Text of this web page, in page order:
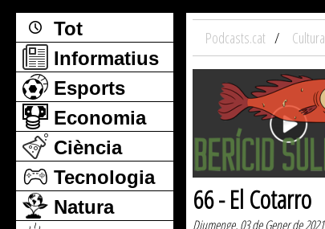
Tot
Informatius
Esports
Economia
Ciència
Tecnologia
Natura
Podcasts.cat Cultura
66 - El Cotarro
Diumenge, 03 de Gener de 2021